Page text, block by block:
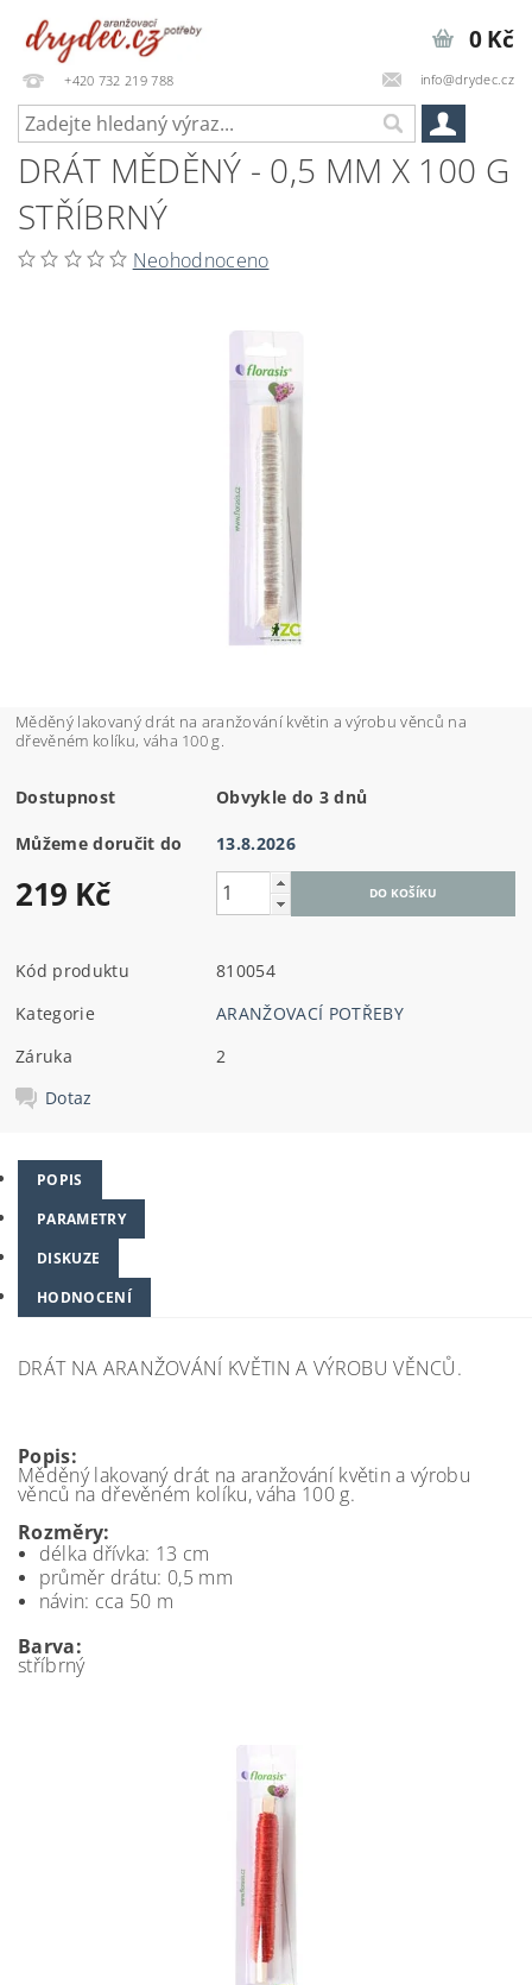
+420 732 219 788 info@drydec.cz
0 Kč
DRÁT MĚDĚNÝ - 0,5 MM X 100 G
STŘÍBRNÝ
Neohodnoceno
Měděný lakovaný drát na aranžování květin a výrobu věnců na
dřevěném kolíku, váha 100 g.
Dostupnost Obvykle do 3 dnů
Můžeme doručit do 13.8.2026
219 Kč
Kód produktu
810054
Kategorie
ARANŽOVACÍ POTŘEBY
Záruka
2
Dotaz
POPIS
PARAMETRY
DISKUZE
HODNOCENÍ
DRÁT NA ARANŽOVÁNÍ KVĚTIN A VÝROBU VĚNCŮ.
Popis:
Měděný lakovaný drát na aranžování květin a výrobu
věnců na dřevěném kolíku, váha 100 g.
Rozměry:
délka dřívka: 13 cm
průměr drátu: 0,5 mm
návin: cca 50 m
Barva:
stříbrný